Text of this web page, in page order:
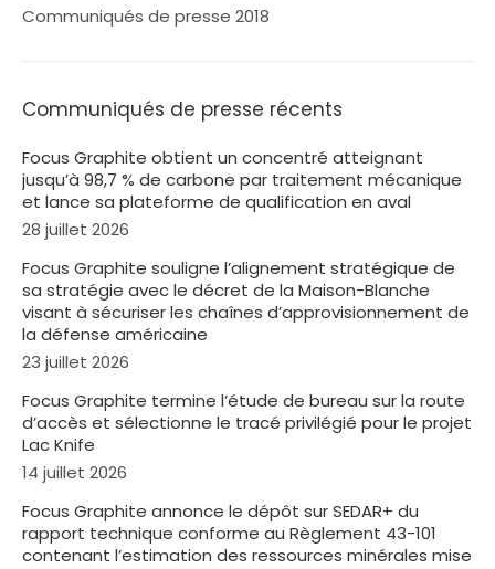
Communiqués de presse 2018
Communiqués de presse récents
Focus Graphite obtient un concentré atteignant
jusqu’à 98,7 % de carbone par traitement mécanique
et lance sa plateforme de qualification en aval
28 juillet 2026
Focus Graphite souligne l’alignement stratégique de
sa stratégie avec le décret de la Maison-Blanche
visant à sécuriser les chaînes d’approvisionnement de
la défense américaine
23 juillet 2026
Focus Graphite termine l’étude de bureau sur la route
d’accès et sélectionne le tracé privilégié pour le projet
Lac Knife
14 juillet 2026
Focus Graphite annonce le dépôt sur SEDAR+ du
rapport technique conforme au Règlement 43-101
contenant l’estimation des ressources minérales mise